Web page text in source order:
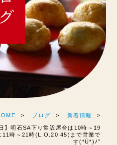
ブログ 新着情報
】明石SA下り常設屋台は10時～19
時～21時(L.O.20:45)まで営業で
す(*Ü*)ﾉ”